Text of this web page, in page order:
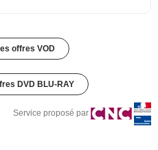
offres VOD
DVD BLU-RAY
Service proposé par